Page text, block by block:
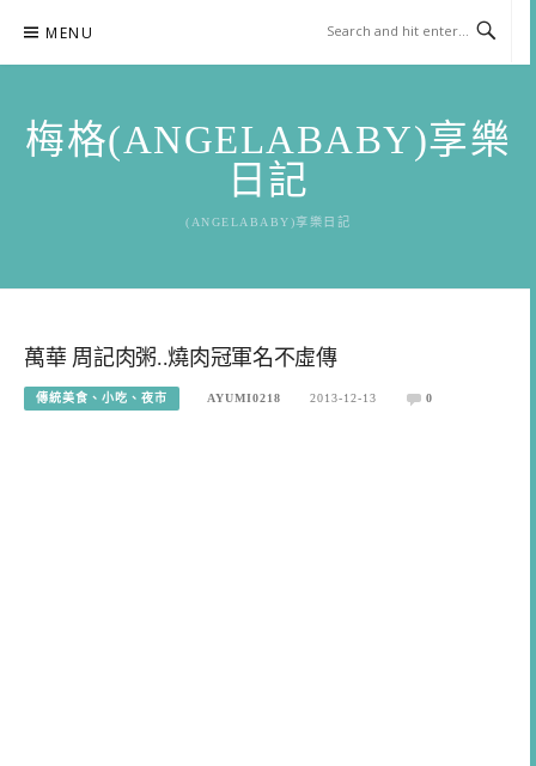
content
MENU
梅格(ANGELABABY)享樂
日記
(ANGELABABY)享樂日記
萬華 周記肉粥..燒肉冠軍名不虛傳
傳統美食、小吃、夜市 AYUMI0218 2013-12-13 0